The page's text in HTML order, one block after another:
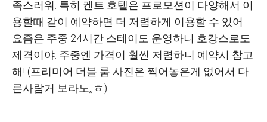
족스러워. 특히 켄트 호텔은 프로모션이 다양해서 이
용할때 같이 예약하면 더 저렴하게 이용할 수 있어.
요즘은 주중 24시간 스테이도 운영하니 호캉스로도
제격이야. 주중엔 가격이 훨씬 저렴하니 예약시 참고
해! (프리미어 더블 룸 사진은 찍어놓은게 없어서 다
른사람거 보라노,,ㅎ)